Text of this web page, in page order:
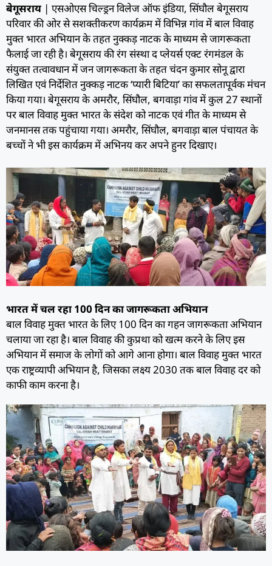
बेगूसराय | एसओएस चिल्ड्रन विलेज ऑफ इंडिया, सिंघौल बेगूसराय
परिवार की ओर से सशक्तीकरण कार्यक्रम में विभिन्न गांव में बाल विवाह
मुक्त भारत अभियान के तहत नुक्कड़ नाटक के माध्यम से जागरूकता
फैलाई जा रही है। बेगूसराय की रंग संस्था द प्लेयर्स एक्ट रंगमंडल के
संयुक्त तत्वावधान में जन जागरूकता के तहत चंदन कुमार सोनू द्वारा
लिखित एवं निर्देशित नुक्कड़ नाटक ‘प्यारी बिटिया’ का सफलतापूर्वक मंचन
किया गया। बेगूसराय के अमरौर, सिंघौल, बगवाड़ा गांव में कुल 27 स्थानों
पर बाल विवाह मुक्त भारत के संदेश को नाटक एवं गीत के माध्यम से
जनमानस तक पहुंचाया गया। अमरौर, सिंघौल, बगवाड़ा बाल पंचायत के
बच्चों ने भी इस कार्यक्रम में अभिनय कर अपने हुनर दिखाए।
भारत में चल रहा 100 दिन का जागरूकता अभियान
बाल विवाह मुक्त भारत के लिए 100 दिन का गहन जागरूकता अभियान
चलाया जा रहा है। बाल विवाह की कुप्रथा को खत्म करने के लिए इस
अभियान में समाज के लोगों को आगे आना होगा। बाल विवाह मुक्त भारत
एक राष्ट्रव्यापी अभियान है, जिसका लक्ष्य 2030 तक बाल विवाह दर को
काफी काम करना है।